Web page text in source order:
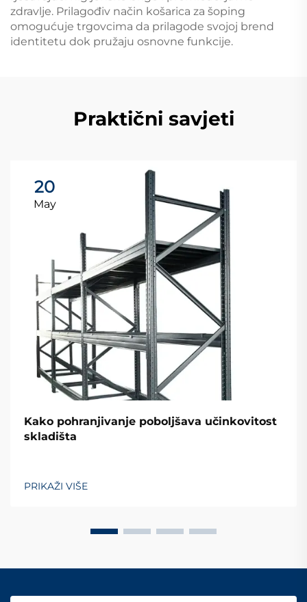
zdravlje. Prilagođiv način košarica za šoping
omogućuje trgovcima da prilagode svojoj brend
identitetu dok pružaju osnovne funkcije.
Praktični savjeti
20
May
Kako pohranjivanje poboljšava učinkovitost
skladišta
PRIKAŽI VIŠE